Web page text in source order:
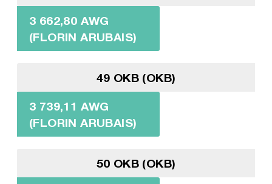
3 662,80 AWG
(FLORIN ARUBAIS)
49 OKB (OKB)
3 739,11 AWG
(FLORIN ARUBAIS)
50 OKB (OKB)